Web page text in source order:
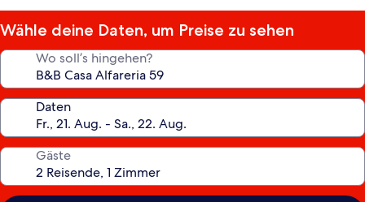
Wähle deine Daten, um Preise zu sehen
Wo soll’s hingehen?
Daten
Gäste